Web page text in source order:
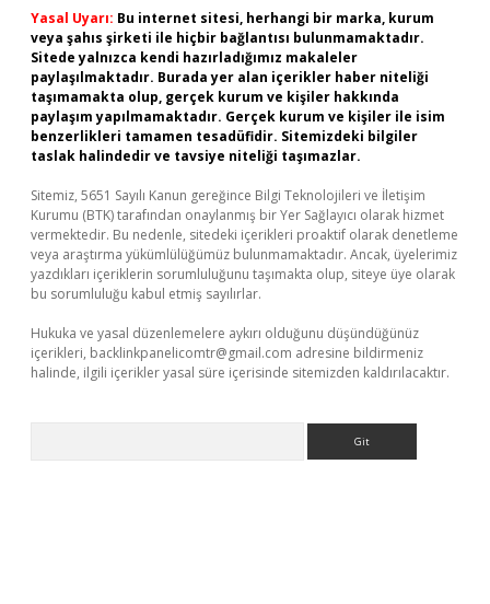
Yasal Uyarı: Bu internet sitesi, herhangi bir marka, kurum
veya şahıs şirketi ile hiçbir bağlantısı bulunmamaktadır.
Sitede yalnızca kendi hazırladığımız makaleler
paylaşılmaktadır. Burada yer alan içerikler haber niteliği
taşımamakta olup, gerçek kurum ve kişiler hakkında
paylaşım yapılmamaktadır. Gerçek kurum ve kişiler ile isim
benzerlikleri tamamen tesadüfidir. Sitemizdeki bilgiler
taslak halindedir ve tavsiye niteliği taşımazlar.
Sitemiz, 5651 Sayılı Kanun gereğince Bilgi Teknolojileri ve İletişim
Kurumu (BTK) tarafından onaylanmış bir Yer Sağlayıcı olarak hizmet
vermektedir. Bu nedenle, sitedeki içerikleri proaktif olarak denetleme
veya araştırma yükümlülüğümüz bulunmamaktadır. Ancak, üyelerimiz
yazdıkları içeriklerin sorumluluğunu taşımakta olup, siteye üye olarak
bu sorumluluğu kabul etmiş sayılırlar.
Hukuka ve yasal düzenlemelere aykırı olduğunu düşündüğünüz
içerikleri, backlinkpanelicomtr@gmail.com adresine bildirmeniz
halinde, ilgili içerikler yasal süre içerisinde sitemizden kaldırılacaktır.